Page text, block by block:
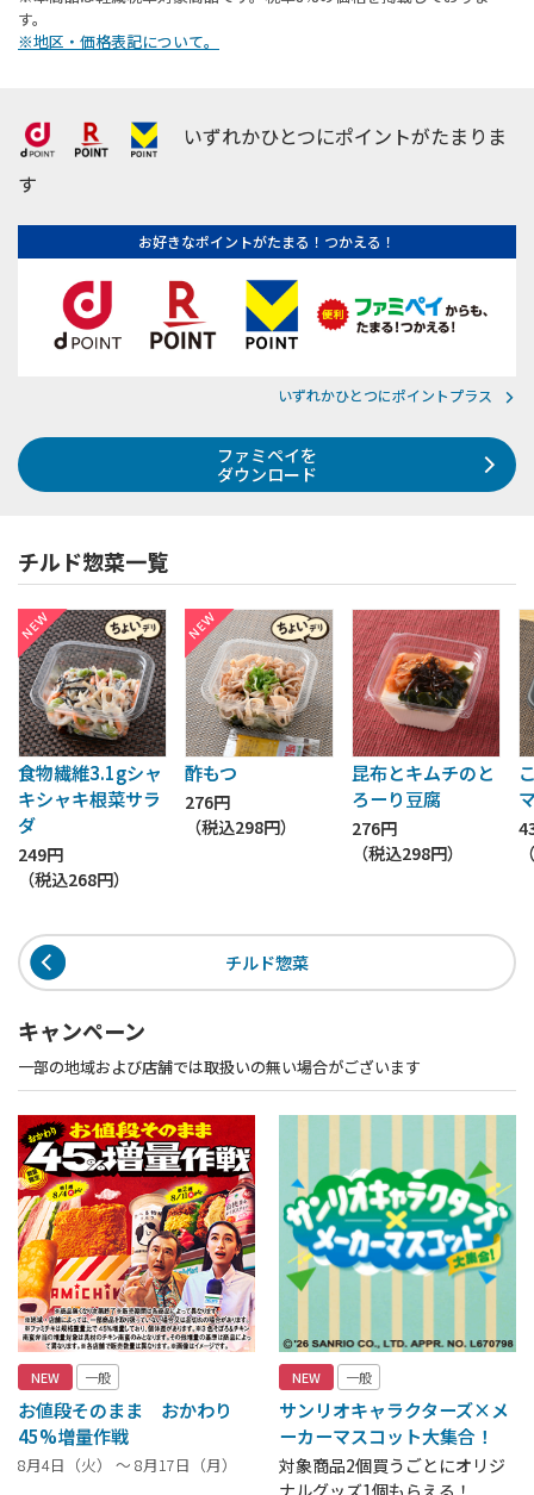
す。
※地区・価格表記について。
いずれかひとつにポイントがたまりま
す
お好きなポイントがたまる！つかえる！
いずれかひとつにポイントプラス
ファミペイを
ダウンロード
チルド惣菜一覧
食物繊維3.1gシャ
キシャキ根菜サラ
ダ
249円
（税込268円）
酢もつ
276円
（税込298円）
昆布とキムチのと
ろーり豆腐
276円
（税込298円）
チルド惣菜
キャンペーン
一部の地域および店舗では取扱いの無い場合がございます
NEW 一般
お値段そのまま おかわり
45%増量作戦
8月4日（火） ～ 8月17日（月）
NEW 一般
サンリオキャラクターズ×メ
ーカーマスコット大集合！
対象商品2個買うごとにオリジ
ナルグッズ1個もらえる！